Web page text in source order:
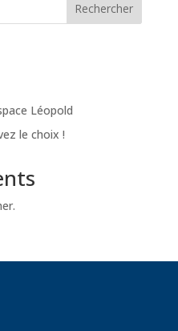
Rechercher
Léopold
le choix !